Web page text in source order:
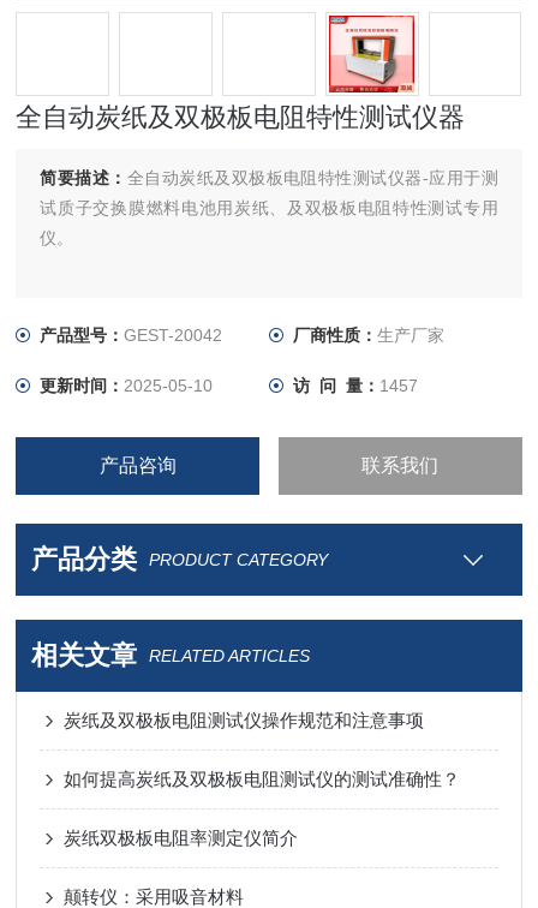
全自动炭纸及双极板电阻特性测试仪器
简要描述： 全自动炭纸及双极板电阻特性测试仪器-应用于测
试质子交换膜燃料电池用炭纸、及双极板电阻特性测试专用
仪。
产品型号：GEST-20042 厂商性质： 生产厂家
更新时间： 2025-05-10 访 问 量： 1457
产品咨询 联系我们
产品分类 PRODUCT CATEGORY
相关文章 RELATED ARTICLES
炭纸及双极板电阻测试仪操作规范和注意事项
如何提高炭纸及双极板电阻测试仪的测试准确性？
炭纸双极板电阻率测定仪简介
颠转仪：采用吸音材料